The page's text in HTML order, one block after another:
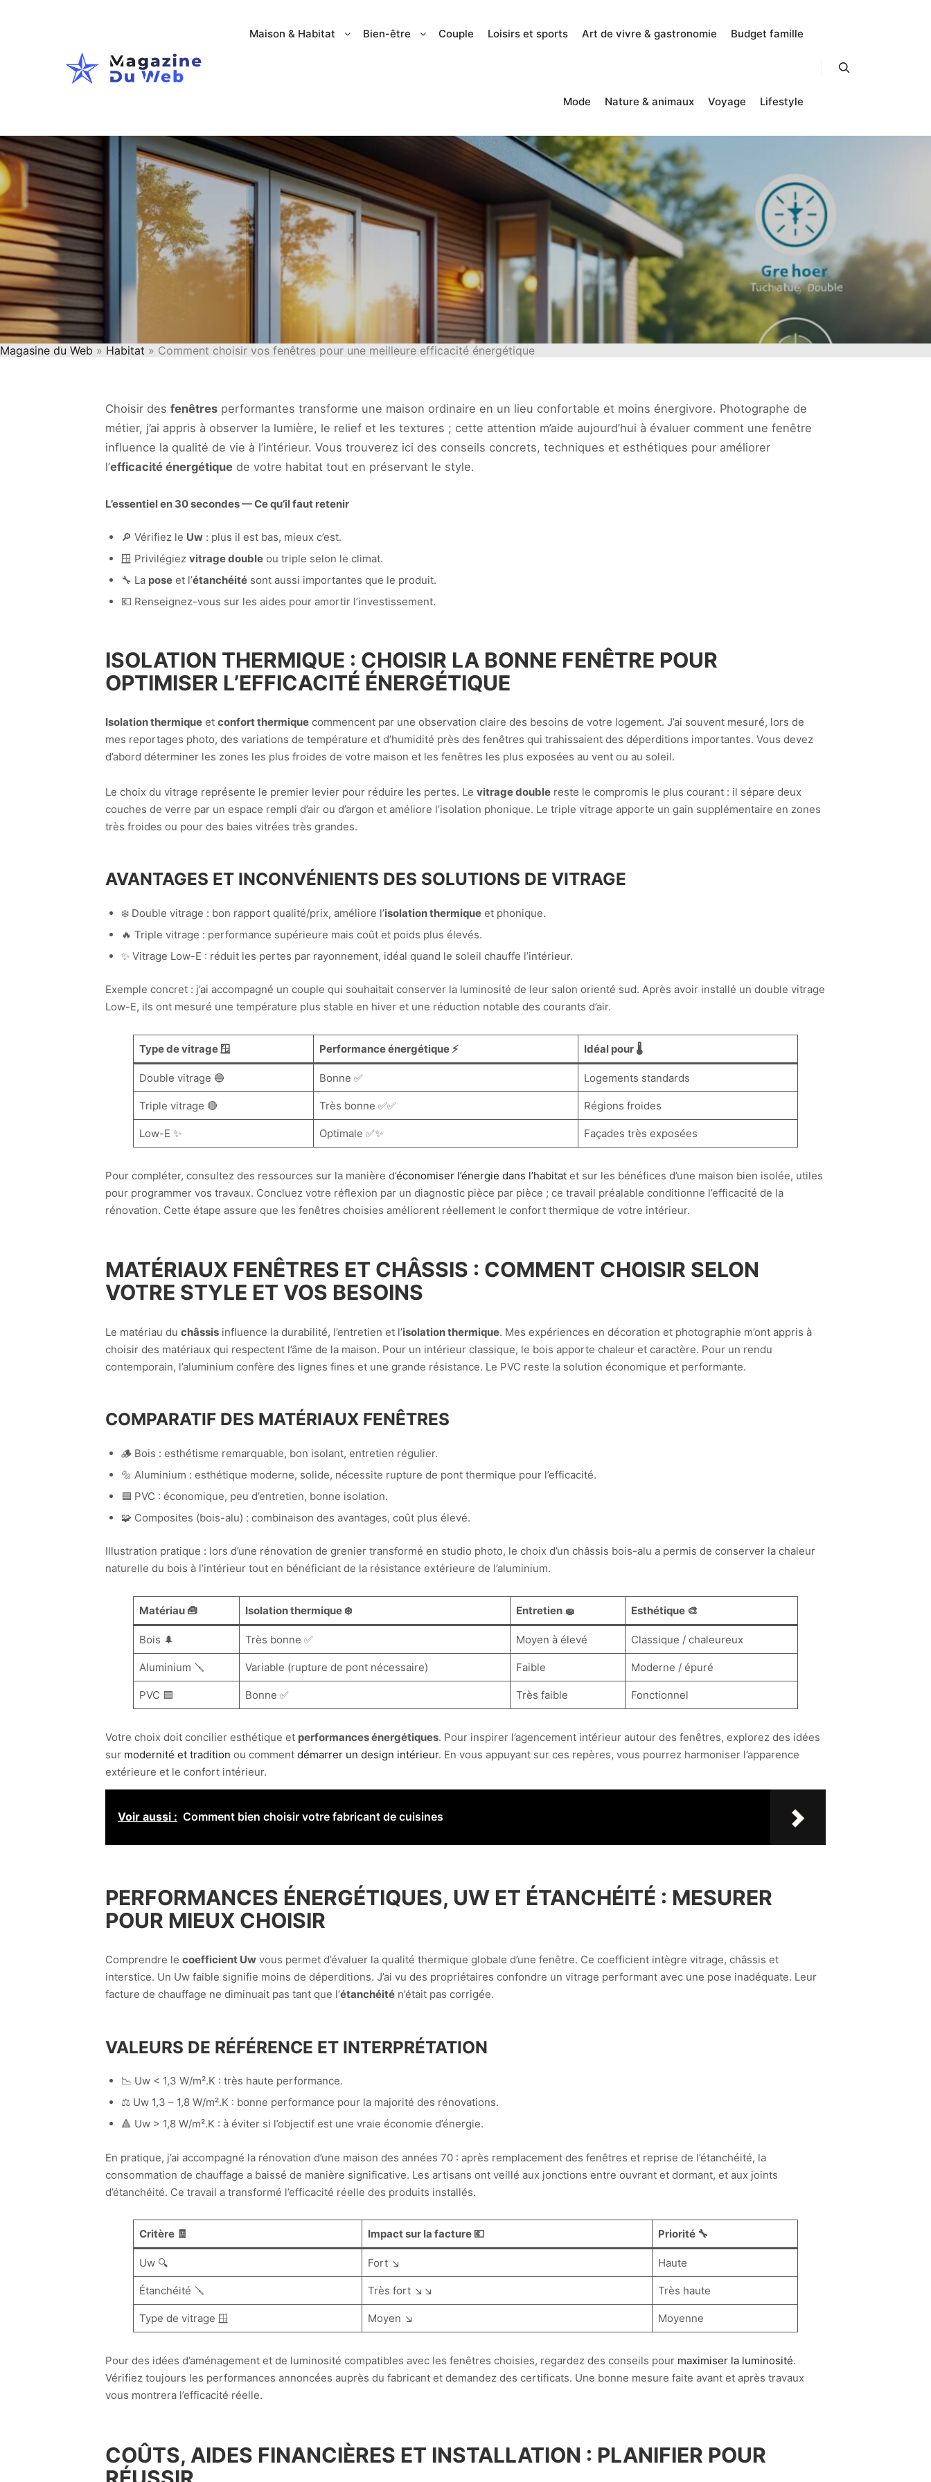
Maison & Habitat Bien-être Couple Loisirs et sports Art de vivre & gastronomie Budget famille
Mode Nature & animaux Voyage Lifestyle
Magasine du Web » Habitat » Comment choisir vos fenêtres pour une meilleure efficacité énergétique
Choisir des fenêtres performantes transforme une maison ordinaire en un lieu confortable et moins énergivore. Photographe de
métier, j’ai appris à observer la lumière, le relief et les textures ; cette attention m’aide aujourd’hui à évaluer comment une fenêtre
influence la qualité de vie à l’intérieur. Vous trouverez ici des conseils concrets, techniques et esthétiques pour améliorer
l’efficacité énergétique de votre habitat tout en préservant le style.
L’essentiel en 30 secondes — Ce qu’il faut retenir
🔎 Vérifiez le Uw: plus il est bas, mieux c’est.
🪟 Privilégiez vitrage doubleou triple selon le climat.
🔧 La poseet l’étanchéitésont aussi importantes que le produit.
💶 Renseignez-vous sur les aides pour amortir l’investissement.
ISOLATION THERMIQUE : CHOISIR LA BONNE FENÊTRE POUR
OPTIMISER L’EFFICACITÉ ÉNERGÉTIQUE
Isolation thermique et confort thermique commencent par une observation claire des besoins de votre logement. J’ai souvent mesuré, lors de
mes reportages photo, des variations de température et d’humidité près des fenêtres qui trahissaient des déperditions importantes. Vous devez
d’abord déterminer les zones les plus froides de votre maison et les fenêtres les plus exposées au vent ou au soleil.
Le choix du vitrage représente le premier levier pour réduire les pertes. Le vitrage double reste le compromis le plus courant : il sépare deux
couches de verre par un espace rempli d’air ou d’argon et améliore l’isolation phonique. Le triple vitrage apporte un gain supplémentaire en zones
très froides ou pour des baies vitrées très grandes.
AVANTAGES ET INCONVÉNIENTS DES SOLUTIONS DE VITRAGE
❄️ Double vitrage : bon rapport qualité/prix, améliore l’isolation thermiqueet phonique.
🔥 Triple vitrage : performance supérieure mais coût et poids plus élevés.
✨ Vitrage Low-E : réduit les pertes par rayonnement, idéal quand le soleil chauffe l’intérieur.
Exemple concret : j’ai accompagné un couple qui souhaitait conserver la luminosité de leur salon orienté sud. Après avoir installé un double vitrage
Low-E, ils ont mesuré une température plus stable en hiver et une réduction notable des courants d’air.
Type de vitrage 🪟 Performance énergétique ⚡ Idéal pour 🌡️
Double vitrage 🔵 Bonne ✅ Logements standards
Triple vitrage 🔴 Très bonne ✅✅ Régions froides
Low-E ✨ Optimale ✅✨ Façades très exposées
Pour compléter, consultez des ressources sur la manière d’économiser l’énergie dans l’habitat et sur les bénéfices d’une maison bien isolée, utiles
pour programmer vos travaux. Concluez votre réflexion par un diagnostic pièce par pièce ; ce travail préalable conditionne l’efficacité de la
rénovation. Cette étape assure que les fenêtres choisies améliorent réellement le confort thermique de votre intérieur.
MATÉRIAUX FENÊTRES ET CHÂSSIS : COMMENT CHOISIR SELON
VOTRE STYLE ET VOS BESOINS
Le matériau du châssis influence la durabilité, l’entretien et l’isolation thermique. Mes expériences en décoration et photographie m’ont appris à
choisir des matériaux qui respectent l’âme de la maison. Pour un intérieur classique, le bois apporte chaleur et caractère. Pour un rendu
contemporain, l’aluminium confère des lignes fines et une grande résistance. Le PVC reste la solution économique et performante.
COMPARATIF DES MATÉRIAUX FENÊTRES
🪵 Bois : esthétisme remarquable, bon isolant, entretien régulier.
🔩 Aluminium : esthétique moderne, solide, nécessite rupture de pont thermique pour l’efficacité.
🟦 PVC : économique, peu d’entretien, bonne isolation.
🧩 Composites (bois-alu) : combinaison des avantages, coût plus élevé.
Illustration pratique : lors d’une rénovation de grenier transformé en studio photo, le choix d’un châssis bois-alu a permis de conserver la chaleur
naturelle du bois à l’intérieur tout en bénéficiant de la résistance extérieure de l’aluminium.
Matériau 🧰 Isolation thermique ❄️ Entretien 🧽 Esthétique 🎨
Bois 🌲 Très bonne ✅ Moyen à élevé Classique / chaleureux
Aluminium 🪛 Variable (rupture de pont nécessaire) Faible Moderne / épuré
PVC 🟦 Bonne ✅ Très faible Fonctionnel
Votre choix doit concilier esthétique et performances énergétiques. Pour inspirer l’agencement intérieur autour des fenêtres, explorez des idées
sur modernité et tradition ou comment démarrer un design intérieur. En vous appuyant sur ces repères, vous pourrez harmoniser l’apparence
extérieure et le confort intérieur.
Voir aussi : Comment bien choisir votre fabricant de cuisines
PERFORMANCES ÉNERGÉTIQUES, UW ET ÉTANCHÉITÉ : MESURER
POUR MIEUX CHOISIR
Comprendre le coefficient Uw vous permet d’évaluer la qualité thermique globale d’une fenêtre. Ce coefficient intègre vitrage, châssis et
interstice. Un Uw faible signifie moins de déperditions. J’ai vu des propriétaires confondre un vitrage performant avec une pose inadéquate. Leur
facture de chauffage ne diminuait pas tant que l’étanchéité n’était pas corrigée.
VALEURS DE RÉFÉRENCE ET INTERPRÉTATION
📉 Uw < 1,3 W/m².K : très haute performance.
⚖️ Uw 1,3 – 1,8 W/m².K : bonne performance pour la majorité des rénovations.
🔺 Uw > 1,8 W/m².K : à éviter si l’objectif est une vraie économie d’énergie.
En pratique, j’ai accompagné la rénovation d’une maison des années 70 : après remplacement des fenêtres et reprise de l’étanchéité, la
consommation de chauffage a baissé de manière significative. Les artisans ont veillé aux jonctions entre ouvrant et dormant, et aux joints
d’étanchéité. Ce travail a transformé l’efficacité réelle des produits installés.
Critère 🧾 Impact sur la facture 💶 Priorité 🔧
Uw 🔍 Fort ↘️ Haute
Étanchéité 🪛 Très fort ↘️↘️ Très haute
Type de vitrage 🪟 Moyen ↘️ Moyenne
Pour des idées d’aménagement et de luminosité compatibles avec les fenêtres choisies, regardez des conseils pour maximiser la luminosité.
Vérifiez toujours les performances annoncées auprès du fabricant et demandez des certificats. Une bonne mesure faite avant et après travaux
vous montrera l’efficacité réelle.
COÛTS, AIDES FINANCIÈRES ET INSTALLATION : PLANIFIER POUR